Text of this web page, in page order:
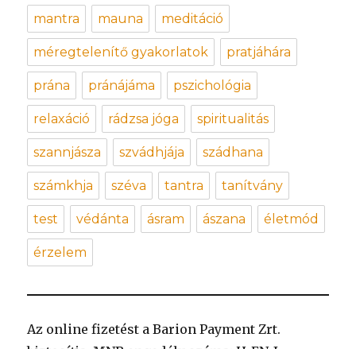
mantra mauna meditáció
méregtelenítő gyakorlatok pratjáhára
prána pránájáma pszichológia
relaxáció rádzsa jóga spiritualitás
szannjásza szvádhjája szádhana
számkhja széva tantra tanítvány
test védánta ásram ászana életmód
érzelem
Az online fizetést a Barion Payment Zrt.